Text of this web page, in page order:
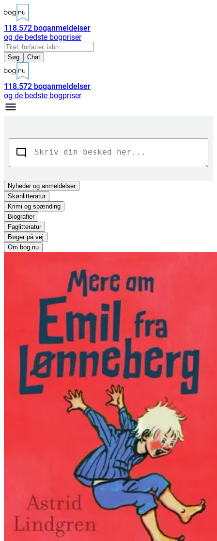
118.572 boganmeldelser
og de bedste bogpriser
Søg Chat
118.572 boganmeldelser
og de bedste bogpriser
Nyhederog anmeldelser
Skønlitteratur
Krimi og spænding
Biografier
Faglitteratur
Bøger på vej
Om bog.nu